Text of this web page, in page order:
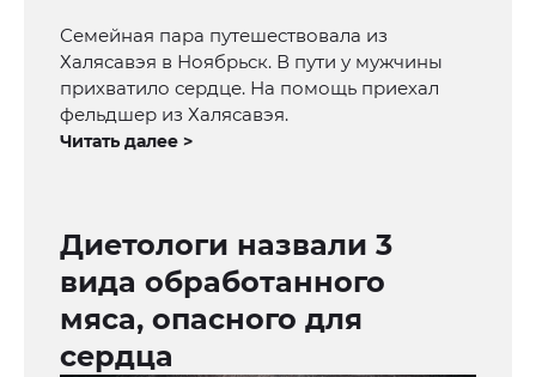
Семейная пара путешествовала из
Халясавэя в Ноябрьск. В пути у мужчины
прихватило сердце. На помощь приехал
фельдшер из Халясавэя.
Читать далее >
Диетологи назвали 3
вида обработанного
мяса, опасного для
сердца